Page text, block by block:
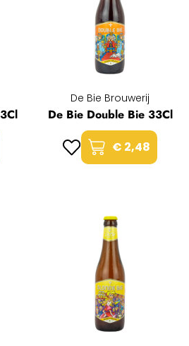
De Bie Brouwerij
De Bie Double Bie 33Cl
€ 2,48